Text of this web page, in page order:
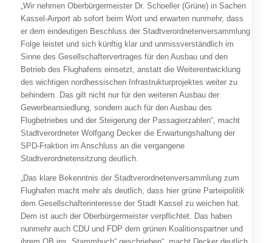
„Wir nehmen Oberbürgermeister Dr. Schoeller (Grüne) in Sachen
Kassel-Airport ab sofort beim Wort und erwarten nunmehr, dass
er dem eindeutigen Beschluss der Stadtverordnetenversammlung
Folge leistet und sich künftig klar und unmissverständlich im
Sinne des Gesellschaftervertrages für den Ausbau und den
Betrieb des Flughafens einsetzt, anstatt die Weiterentwicklung
des wichtigen nordhessischen Infrastrukturprojektes weiter zu
behindern. Das gilt nicht nur für den weiteren Ausbau der
Gewerbeansiedlung, sondern auch für den Ausbau des
Flugbetriebes und der Steigerung der Passagierzahlen“, macht
Stadtverordneter Wolfgang Decker die Erwartungshaltung der
SPD-Fraktion im Anschluss an die vergangene
Stadtverordnetensitzung deutlich.
„Das klare Bekenntnis der Stadtverordnetenversammlung zum
Flughafen macht mehr als deutlich, dass hier grüne Parteipolitik
dem Gesellschafterinteresse der Stadt Kassel zu weichen hat.
Dem ist auch der Oberbürgermeister verpflichtet. Das haben
nunmehr auch CDU und FDP dem grünen Koalitionspartner und